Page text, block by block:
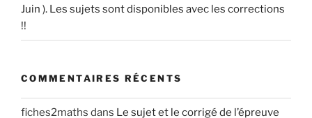
Juin ). Les sujets sont disponibles avec les corrections
!!
COMMENTAIRES RÉCENTS
fiches2maths dans Le sujet et le corrigé de l’épreuve